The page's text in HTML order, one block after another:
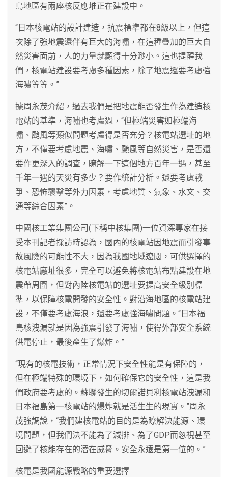
島地區有兩座核反應堆正在建設中。
“日本核電站的設計建造，抗震標準都在8級以上，但這
次除了強地震還伴有巨大的海嘯，在這種疊加的巨大自
然災害面前，人的力量就顯得十分渺小。這也提醒我
們，核電站建設要考慮多種因素，除了地震還要考慮強
海嘯等等。”
據周永茂介紹，過去我們是把地震能否發生作為建造核
電站的基準，海嘯也考慮過，“但極端災害如極端海
嘯、颱風等類似問題考慮得是否充分？核電站選址的地
方，不僅要考慮地震、海嘯、颱風等自然災害，是否還
要作更深入的調查，瞭解一下這個地方百年一遇，甚至
千年一遇的天災有多少？要作統計分析。還要考慮戰
爭、恐怖襲擊等外力因素，考慮地質、氣象、水文、交
通等綜合因素”。
中國核工業集團公司(下稱中核集團)一位資深專家在接
受本刊記者採訪時認為，國內的核電站因地震而引發事
故風險的可能性不大，因為我國地域遼闊，可供選擇的
核電站廠址很多，完全可以避免將核電站布點建設在地
震帶周圍，但對內陸核電站的選址要提高安全級別標
準，以保障核電開發的安全性。對沿海地區的核電站建
設，不僅要考慮海浪，還要考慮強海嘯問題。“日本福
島核洩漏就是因為強震引發了海嘯，使得外部安全系統
供電停止，最後產生了爆炸。”
“現有的核電技術，正常情況下安全性能是有保障的，
但在極端特殊的環境下，如何確保它的安全性，這是我
們政府要考慮的。蘇聯發生的切爾諾貝利核電站洩漏和
日本福島第一核電站的爆炸就是活生生的現實。”周永
茂強調說，“我們建核電站的目的是為瞭解決能源、環
境問題，但我們決不能為了減排、為了GDP而忽視甚至
回避了核能存在的潛在威脅。安全永遠是第一位的。”
核電是我國能源戰略的重要選擇